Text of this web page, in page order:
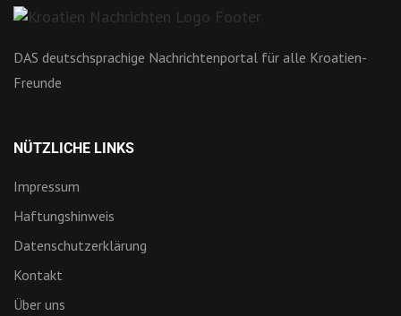
DAS deutschsprachige Nachrichtenportal für alle Kroatien-
Freunde
NÜTZLICHE LINKS
Impressum
Haftungshinweis
Datenschutzerklärung
Kontakt
Über uns